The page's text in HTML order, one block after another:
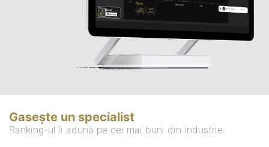
Gasește un specialist
Ranking-ul îi adună pe cei mai buni din industrie